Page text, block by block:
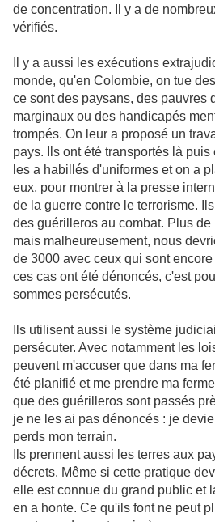
de concentration. Il y a de
vérifiés.
Il y a aussi les exécutions
monde, qu'en Colombie, on tue
ce sont des paysans, des pauvres
marginaux ou des handicapés
trompés. On leur a proposé un
pays. Ils ont été transportés là
les a habillés d'uniformes et on a
eux, pour montrer à la presse
de la guerre contre le terrorisme.
des guérilleros au combat. Plus
mais malheureusement, nous
de 3000 avec ceux qui sont
ces cas ont été dénoncés, c'est
sommes persécutés.
Ils utilisent aussi le système
persécuter. Avec notamment les
peuvent m'accuser que dans ma
été planifié et me prendre ma
que des guérilleros sont passés
je ne les ai pas dénoncés : je
perds mon terrain.
Ils prennent aussi les terres aux
décrets. Même si cette pratique
elle est connue du grand public et
en a honte. Ce qu'ils font ne peut